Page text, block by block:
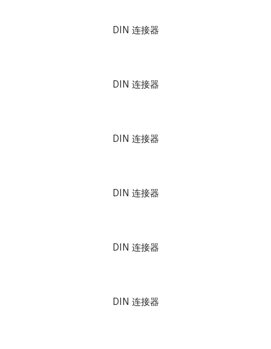
DIN 连接器
DIN 连接器
DIN 连接器
DIN 连接器
DIN 连接器
DIN 连接器